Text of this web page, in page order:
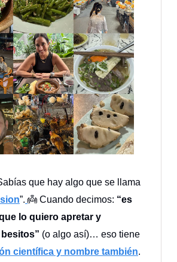
que hay algo que se llama
”. 👼 Cuando decimos: “es
lo quiero apretar y
(o algo así)… eso tiene
científica y nombre también.